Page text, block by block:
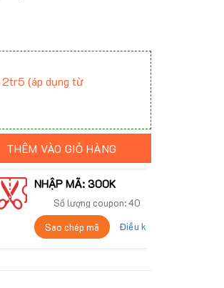
2tr5 (áp dụng từ
THÊM VÀO GIỎ HÀNG
NHẬP MÃ: 300K
Số lượng coupon: 40
Sao chép mã
Điều kiện